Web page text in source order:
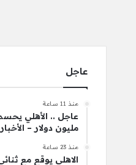
عاجل
منذ 11 ساعة
عاجل .. الأهلي
مليون دولار – الأخبار
منذ 23 ساعة
الاهلي يوقع مع